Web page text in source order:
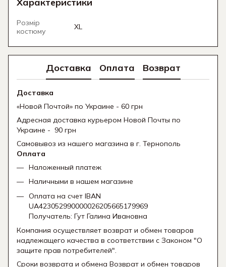
Розмір
костюму
XL
Доставка Оплата Возврат
Доставка
«Новой Почтой» по Украине - 60 грн
Адресная доставка курьером Новой Почты по
Украине - 90 грн
Самовывоз из нашего магазина в г. Тернополь
Оплата
Наложенный платеж
Наличными в нашем магазине
Оплата на счет IBAN
UA423052990000026205665179969
Получатель: Гут Галина Ивановна
Компания осуществляет возврат и обмен товаров
надлежащего качества в соответствии с Законом "О
защите прав потребителей".
Сроки возврата и обмена Возврат и обмен товаров